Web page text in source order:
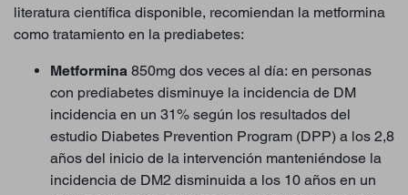
literatura científica disponible, recomiendan la metformina
como tratamiento en la prediabetes:
Metformina 850mg dos veces al día: en personas
con prediabetes disminuye la incidencia de DM
incidencia en un 31% según los resultados del
estudio Diabetes Prevention Program (DPP) a los 2,8
años del inicio de la intervención manteniéndose la
incidencia de DM2 disminuida a los 10 años en un